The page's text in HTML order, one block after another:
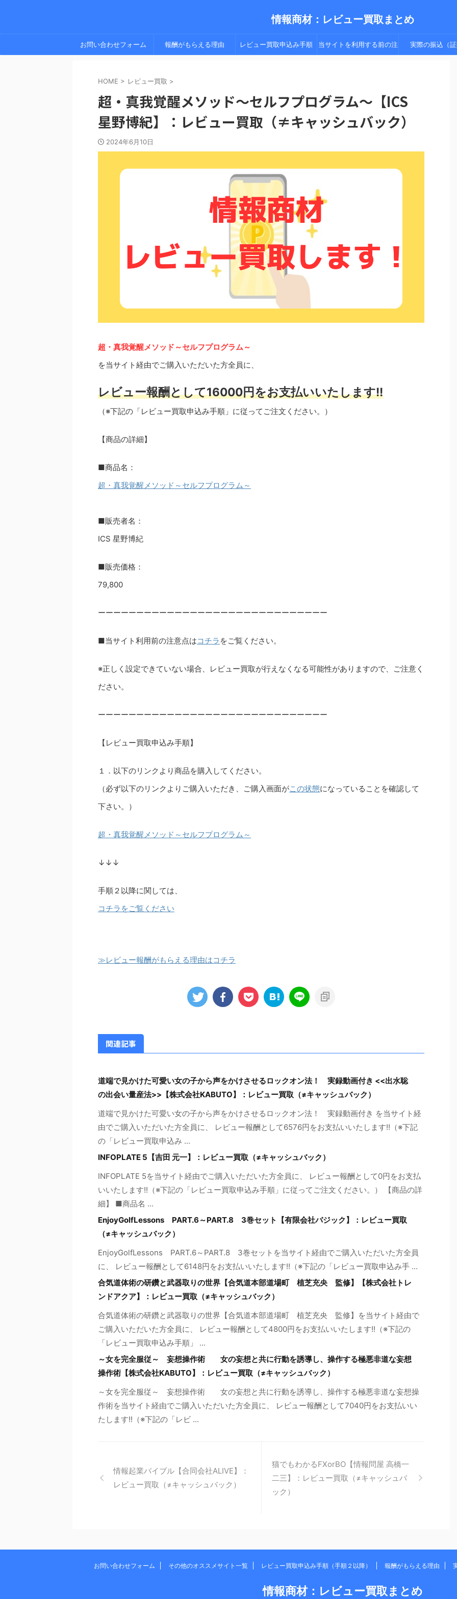
情報商材：レビュー買取まとめ
お問い合わせフォーム 報酬がもらえる理由 レビュー買取申込み手順 当サイトを利用する前の注 実際の振込（証
HOME > レビュー買取 >
超・真我覚醒メソッド～セルフプログラム～【ICS
星野博紀】：レビュー買取（≠キャッシュバック）
2024年6月10日
超・真我覚醒メソッド～セルフプログラム～
を当サイト経由でご購入いただいた方全員に、
レビュー報酬として16000円をお支払いいたします!!
（※下記の「レビュー買取申込み手順」に従ってご注文ください。）
【商品の詳細】
■商品名：
超・真我覚醒メソッド～セルフプログラム～
■販売者名：
ICS 星野博紀
■販売価格：
79,800
ーーーーーーーーーーーーーーーーーーーーーーーーーーーーーー
■当サイト利用前の注意点はコチラ をご覧ください。
※正しく設定できていない場合、レビュー買取が行えなくなる可能性がありますので、ご注意く
ださい。
ーーーーーーーーーーーーーーーーーーーーーーーーーーーーーー
【レビュー買取申込み手順】
１．以下のリンクより商品を購入してください。
（必ず以下のリンクよりご購入いただき、ご購入画面がこの状態になっていることを確認して
下さい。）
超・真我覚醒メソッド～セルフプログラム～
↓↓↓
手順２以降に関しては、
コチラをご覧ください
≫レビュー報酬がもらえる理由はコチラ
関連記事
道端で見かけた可愛い女の子から声をかけさせるロックオン法！ 実録動画付き <<出水聡
の出会い量産法>>【株式会社KABUTO】：レビュー買取（≠キャッシュバック）
道端で見かけた可愛い女の子から声をかけさせるロックオン法！ 実録動画付き を当サイト経
由でご購入いただいた方全員に、 レビュー報酬として6576円をお支払いいたします!!（※下記
の「レビュー買取申込み ...
INFOPLATE 5【吉田 元一】：レビュー買取（≠キャッシュバック）
INFOPLATE 5を当サイト経由でご購入いただいた方全員に、 レビュー報酬として0円をお支払
いいたします!!（※下記の「レビュー買取申込み手順」に従ってご注文ください。） 【商品の詳
細】 ■商品名 ...
EnjoyGolfLessons PART.6～PART.8 3巻セット【有限会社バジック】：レビュー買取
（≠キャッシュバック）
EnjoyGolfLessons PART.6～PART.8 3巻セットを当サイト経由でご購入いただいた方全員
に、 レビュー報酬として6148円をお支払いいたします!!（※下記の「レビュー買取申込み手 ...
合気道体術の研鑽と武器取りの世界【合気道本部道場町 植芝充央 監修】【株式会社トレ
ンドアクア】：レビュー買取（≠キャッシュバック）
合気道体術の研鑽と武器取りの世界【合気道本部道場町 植芝充央 監修】を当サイト経由で
ご購入いただいた方全員に、 レビュー報酬として4800円をお支払いいたします!!（※下記の
「レビュー買取申込み手順」 ...
～女を完全服従～ 妄想操作術 女の妄想と共に行動を誘導し、操作する極悪非道な妄想
操作術【株式会社KABUTO】：レビュー買取（≠キャッシュバック）
～女を完全服従～ 妄想操作術 女の妄想と共に行動を誘導し、操作する極悪非道な妄想操
作術を当サイト経由でご購入いただいた方全員に、 レビュー報酬として7040円をお支払いい
たします!!（※下記の「レビ ...
情報起業バイブル【合同会社ALIVE】：
レビュー買取（≠キャッシュバック）
猫でもわかるFXorBO【情報問屋 高橋一
二三】：レビュー買取（≠キャッシュバ
ック）
お問い合わせフォーム その他のオススメサイト一覧 レビュー買取申込み手順（手順２以降） 報酬がもらえる理由
情報商材：レビュー買取まとめ